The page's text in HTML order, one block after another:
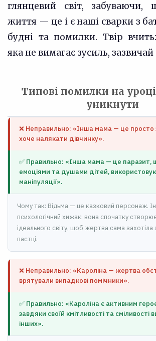
глянцевий світ, забуваючи,
життя — це і є наші сварки з
будні та помилки. Твір вчить:
яка не вимагає зусиль,
Типові помилки на
уникнути
❌ Неправильно: «Інша мама — це просто
хоче налякати дівчинку».
✅ Правильно: «Інша мама — це паразит,
емоціями та душами дітей,
маніпуляції».
Чому так: Відьма — це казковий персонаж.
психологічний хижак: вона спочатку
ідеального світу, щоб жертва сама
пастці.
❌ Неправильно: «Кароліна — жертва
врятували випадкові помічники».
✅ Правильно: «Кароліна є активним
завдяки своїй кмітливості та сміливості
інших».